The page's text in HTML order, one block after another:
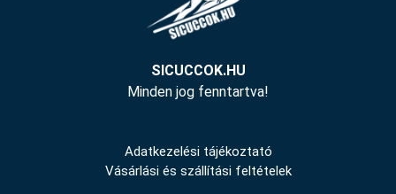
SICUCCOK.HU
Minden jog fenntartva!
Adatkezelési tájékoztató
Vásárlási és szállítási feltételek